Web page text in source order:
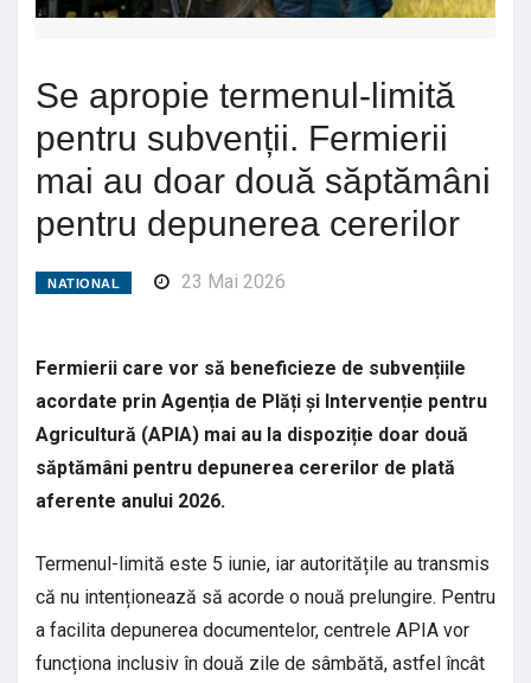
Se apropie termenul-limită
pentru subvenții. Fermierii
mai au doar două săptămâni
pentru depunerea cererilor
NATIONAL 23 Mai 2026
Fermierii care vor să beneficieze de subvențiile
acordate prin Agenția de Plăți și Intervenție pentru
Agricultură (APIA) mai au la dispoziție doar două
săptămâni pentru depunerea cererilor de plată
aferente anului 2026.
Termenul-limită este 5 iunie, iar autoritățile au transmis
că nu intenționează să acorde o nouă prelungire. Pentru
a facilita depunerea documentelor, centrele APIA vor
funcționa inclusiv în două zile de sâmbătă, astfel încât